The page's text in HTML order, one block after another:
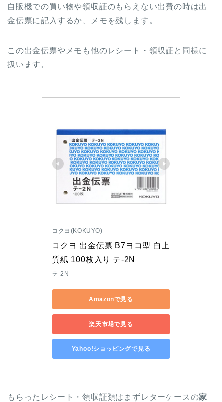
自販機での買い物や領収証のもらえない出費の時は出
金伝票に記入するか、メモを残します。
この出金伝票やメモも他のレシート・領収証と同様に
扱います。
コクヨ(KOKUYO)
コクヨ 出金伝票 B7ヨコ型 白上
質紙 100枚入り テ-2N
テ-2N
Amazonで見る
楽天市場で見る
Yahoo!ショッピングで見る
もらったレシート・領収証類はまずレターケースの家